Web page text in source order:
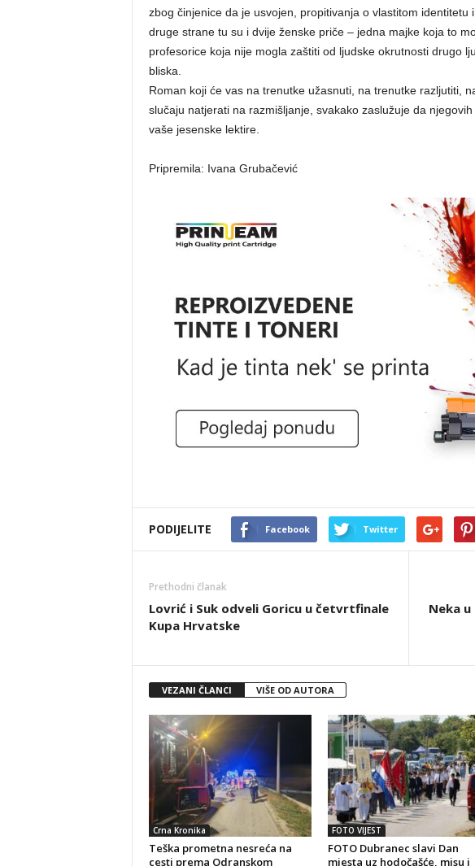
zbog činjenice da je usvojen, propitivanja o vlastitom
druge strane tu su i dvije ženske priče – jedna majke koja to
profesorice koja nije mogla zaštiti od ljudske okrutnosti drugo
bliska.
Roman koji će vas na trenutke užasnuti, na trenutke razljutiti,
slučaju natjerati na razmišljanje, svakako zaslužuje da
vaše jesenske lektire.
Pripremila: Ivana Grubačević
PODIJELITE Facebook Twitter
Prethodni članak
Lovrić i Suk odveli Goricu u četvrtfinale
Kupa Hrvatske
Neka
VEZANI ČLANCI VIŠE OD AUTORA
Crna Kronika
Teška prometna nesreća na
cesti prema Odranskom
FOTO VIJEST
FOTO Dubranec slavi Dan
mjesta uz hodočašće, misu i